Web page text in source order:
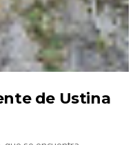
de Ustina